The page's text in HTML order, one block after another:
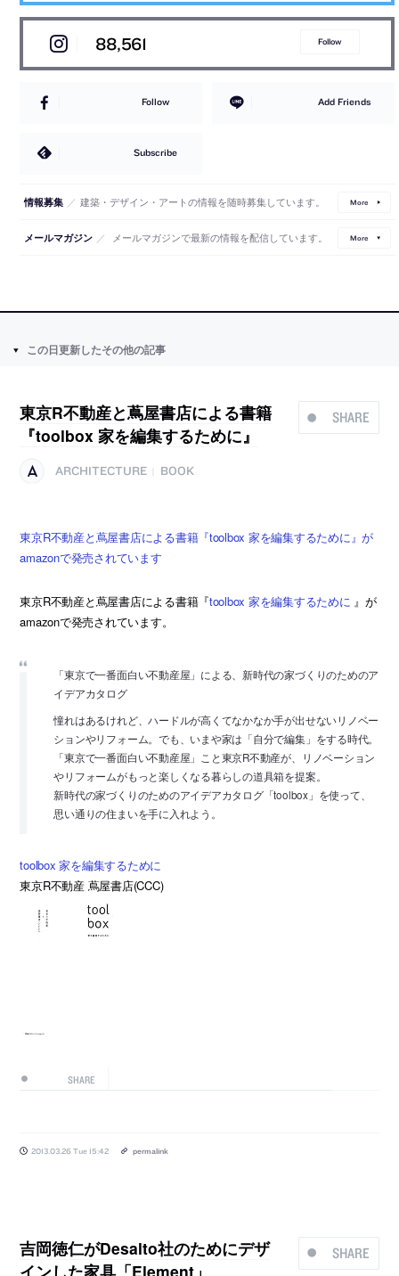
88,561 Follow
Follow Add Friends
Subscribe
情報募集 ／ 建築・デザイン・アートの情報を随時募集しています。 More
メールマガジン ／ メールマガジンで最新の情報を配信しています。 More
この日更新したその他の記事
SHARE
東京R不動産と蔦屋書店による書籍
『toolbox 家を編集するために』
ARCHITECTURE BOOK
東京R不動産と蔦屋書店による書籍『toolbox 家を編集するために』が
amazonで発売されています
東京R不動産と蔦屋書店による書籍『toolbox 家を編集するために 』が
amazonで発売されています。
「東京で一番面白い不動産屋」による、新時代の家づくりのためのア
イデアカタログ
憧れはあるけれど、ハードルが高くてなかなか手が出せないリノベー
ションやリフォーム。でも、いまや家は「自分で編集」をする時代。
「東京で一番面白い不動産屋」こと東京R不動産が、リノベーション
やリフォームがもっと楽しくなる暮らしの道具箱を提案。
新時代の家づくりのためのアイデアカタログ「toolbox」を使って、
思い通りの住まいを手に入れよう。
toolbox 家を編集するために
東京R不動産 蔦屋書店(CCC)
SHARE
2013.03.26 Tue 15:42 permalink
SHARE
吉岡徳仁がDesalto社のためにデザ
インした家具「Element」